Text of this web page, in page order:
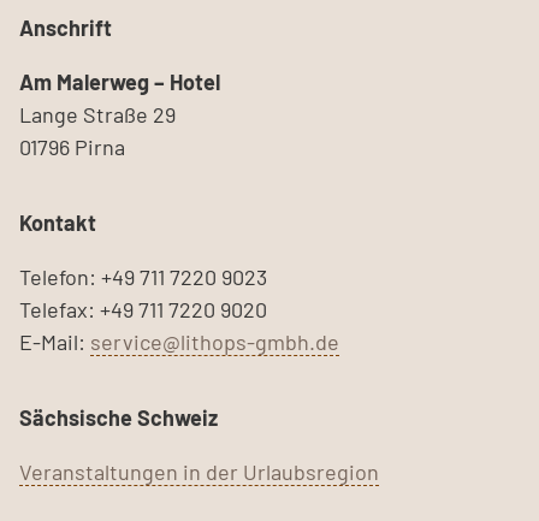
Anschrift
Am Malerweg – Hotel
Lange Straße 29
01796 Pirna
Kontakt
Telefon: +49 711 7220 9023
Telefax: +49 711 7220 9020
E-Mail: service@lithops-gmbh.de
Sächsische Schweiz
Veranstaltungen in der Urlaubsregion